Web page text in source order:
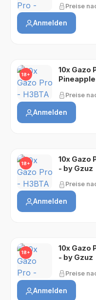
Preise
Anmelden
18+
10x Gazo
Pineapple
Preise
Anmelden
18+
10x Gazo
- by Gzuz
Preise
Anmelden
18+
10x Gazo
- by Gzuz
Preise
Anmelden